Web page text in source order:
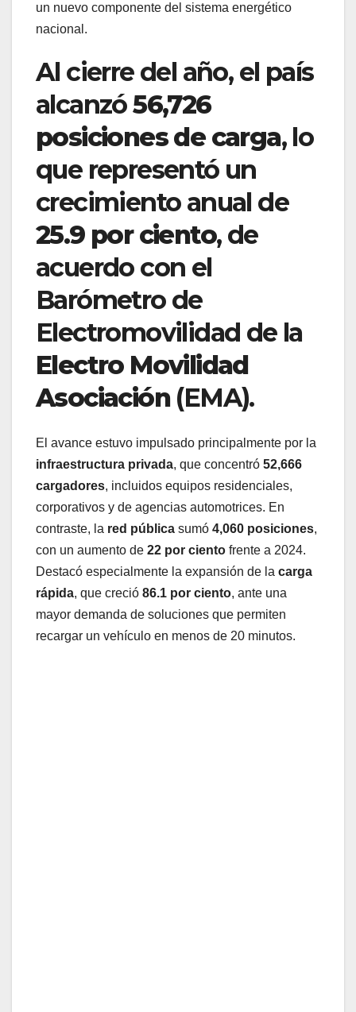
un nuevo componente del sistema energético
nacional.
Al cierre del año, el país
alcanzó56,726
posiciones de carga, lo
que representó un
crecimiento anual de
25.9 por ciento, de
acuerdo con el
Barómetro de
Electromovilidad de la
Electro Movilidad
Asociación(EMA).
El avance estuvo impulsado principalmente por la
infraestructura privada, que concentró 52,666
cargadores, incluidos equipos residenciales,
corporativos y de agencias automotrices. En
contraste, la red pública sumó 4,060 posiciones,
con un aumento de 22 por ciento frente a 2024.
Destacó especialmente la expansión de la carga
rápida, que creció 86.1 por ciento, ante una
mayor demanda de soluciones que permiten
recargar un vehículo en menos de 20 minutos.